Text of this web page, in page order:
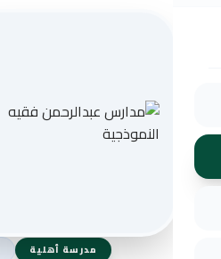
مدرسة أهلية